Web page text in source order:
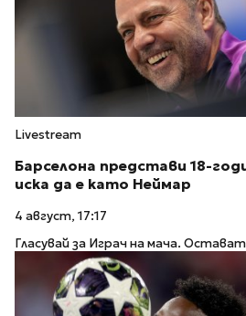
Livestream
Барселона представи 18-
иска да е като Неймар
4 август, 17:17
Гласувай за Играч на мача.